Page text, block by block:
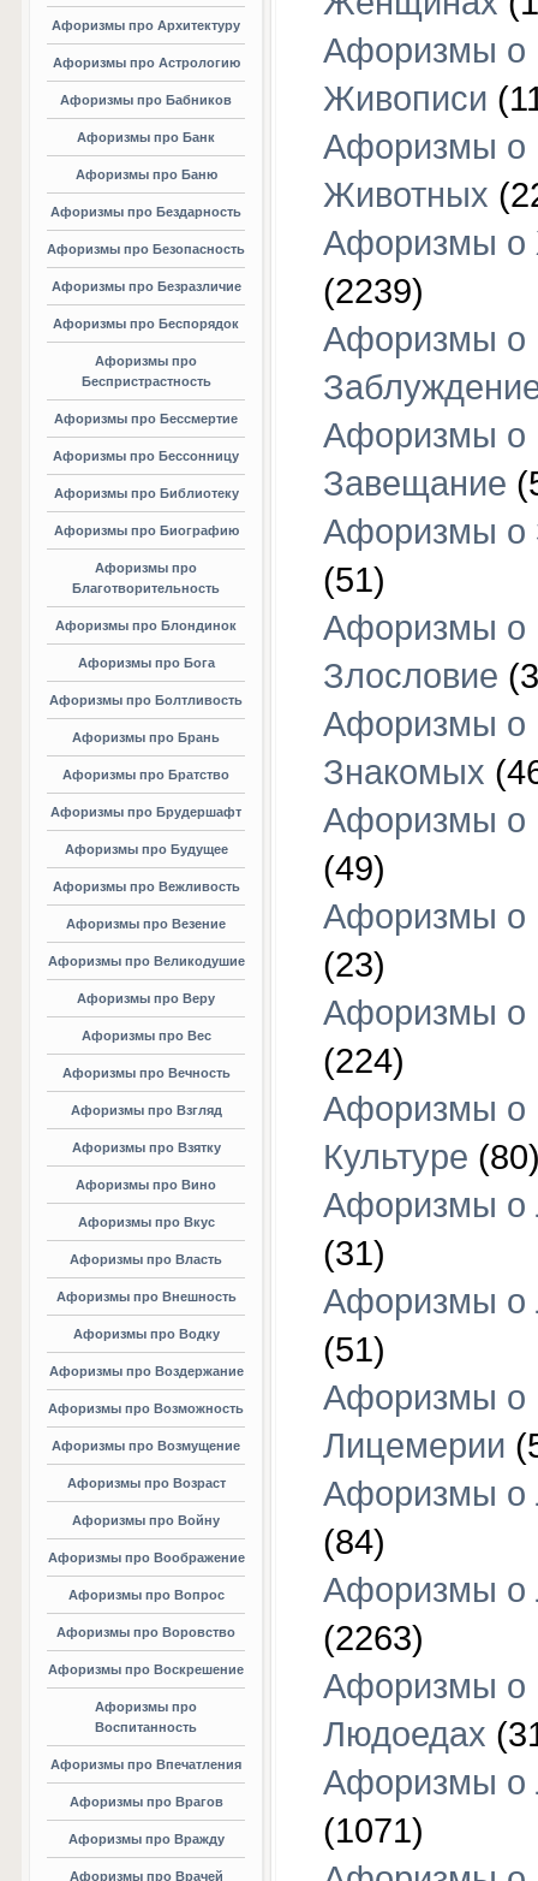
Афоризмы про Архитектуру
Афоризмы про Астрологию
Афоризмы про Бабников
Афоризмы про Банк
Афоризмы про Баню
Афоризмы про Бездарность
Афоризмы про Безопасность
Афоризмы про Безразличие
Афоризмы про Беспорядок
Афоризмы про
Беспристрастность
Афоризмы про Бессмертие
Афоризмы про Бессонницу
Афоризмы про Библиотеку
Афоризмы про Биографию
Афоризмы про
Благотворительность
Афоризмы про Блондинок
Афоризмы про Бога
Афоризмы про Болтливость
Афоризмы про Брань
Афоризмы про Братство
Афоризмы про Брудершафт
Афоризмы про Будущее
Афоризмы про Вежливость
Афоризмы про Везение
Афоризмы про Великодушие
Афоризмы про Веру
Афоризмы про Вес
Афоризмы про Вечность
Афоризмы про Взгляд
Афоризмы про Взятку
Афоризмы про Вино
Афоризмы про Вкус
Афоризмы про Власть
Афоризмы про Внешность
Афоризмы про Водку
Афоризмы про Воздержание
Афоризмы про Возможность
Афоризмы про Возмущение
Афоризмы про Возраст
Афоризмы про Войну
Афоризмы про Воображение
Афоризмы про Вопрос
Афоризмы про Воровство
Афоризмы про Воскрешение
Афоризмы про
Воспитанность
Афоризмы про Впечатления
Афоризмы про Врагов
Афоризмы про Вражду
Афоризмы про Врачей
Афоризмы о
Живописи
Афоризмы о
Животных
Афоризмы о
(2239)
Афоризмы о
Афоризмы о
Завещание
Афоризмы о
(51)
Афоризмы о
Злословие
Афоризмы о
Знакомых
Афоризмы о
(49)
Афоризмы о
(23)
Афоризмы о
(224)
Афоризмы о
Культуре
Афоризмы о
(31)
Афоризмы о
(51)
Афоризмы о
Лицемерии
Афоризмы о
(84)
Афоризмы о
(2263)
Афоризмы о
Людоедах
Афоризмы о
(1071)